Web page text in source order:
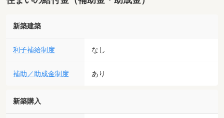
新築建築
利子補給制度 なし
補助／助成金制度 あり
新築購入